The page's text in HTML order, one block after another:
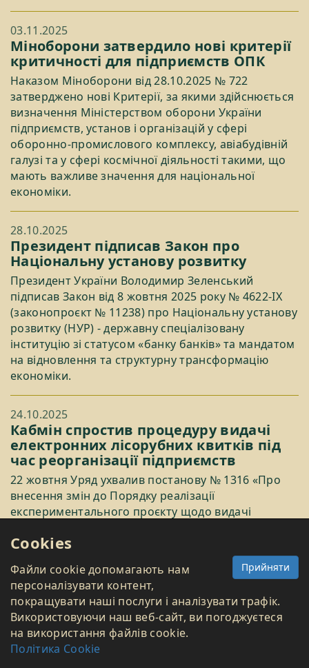
03.11.2025
Міноборони затвердило нові критерії
критичності для підприємств ОПК
Наказом Міноборони від 28.10.2025 № 722
затверджено нові Критерії, за якими здійснюється
визначення Міністерством оборони України
підприємств, установ і організацій у сфері
оборонно-промислового комплексу, авіабудівній
галузі та у сфері космічної діяльності такими, що
мають важливе значення для національної
економіки.
28.10.2025
Президент підписав Закон про
Національну установу розвитку
Президент України Володимир Зеленський
підписав Закон від 8 жовтня 2025 року № 4622-IX
(законопроєкт № 11238) про Національну установу
розвитку (НУР) - державну спеціалізовану
інституцію зі статусом «банку банків» та мандатом
на відновлення та структурну трансформацію
економіки.
24.10.2025
Кабмін спростив процедуру видачі
електронних лісорубних квитків під
час реорганізації підприємств
22 жовтня Уряд ухвалив постанову № 1316 «Про
внесення змін до Порядку реалізації
експериментального проєкту щодо видачі
використання лісових ресурсів (лісорубного
20.10.2025
Нові безмитні квоти на ключові
товари для аграріїв в цифрах
Як ми повідомляли, 15 жовтня Україна та ЄС
Cookies
Прийняти
Файли cookie допомагають нам
персоналізувати контент,
покращувати наші послуги і аналізувати трафік.
Використовуючи наш веб-сайт, ви погоджуєтеся
на використання файлів cookie.
Політика Cookie